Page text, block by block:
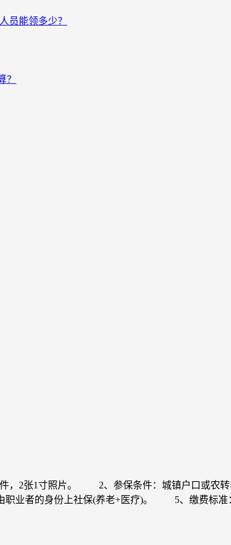
员能领多少？
？
，2张1寸照片。 2、参保条件：城镇户口或农
业者的身份上社保(养老+医疗)。 5、缴费标准